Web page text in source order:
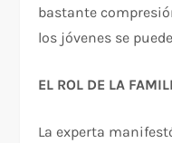
bastante
los jóvenes se
EL ROL DE LA
La experta